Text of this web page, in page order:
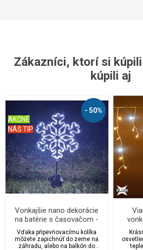
Zákazníci, ktorí si
kúpili aj
- 50%
NÁŠ TIP
AKČNÉ
Vonkajšie nano dekorácie
na batérie s časovačom -
vločka
Vďaka připevňovacímu kolíka
môžete zapichnúť do zeme na
záhradu, alebo na balkón do